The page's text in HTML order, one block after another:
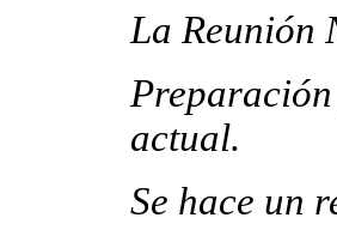
La Reunión
actual.
Se hace un